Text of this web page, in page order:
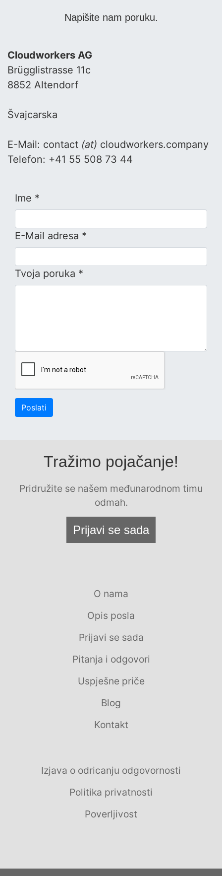
Napišite nam poruku.
Cloudworkers AG
Brügglistrasse 11c
8852 Altendorf
Švajcarska
E-Mail: contact (at) cloudworkers.company
Telefon: +41 55 508 73 44
Ime *
E-Mail adresa *
Tvoja poruka *
Poslati
Tražimo pojačanje!
Pridružite se našem međunarodnom timu
odmah.
Prijavi se sada
O nama
Opis posla
Prijavi se sada
Pitanja i odgovori
Uspješne priče
Blog
Kontakt
Izjava o odricanju odgovornosti
Politika privatnosti
Poverljivost